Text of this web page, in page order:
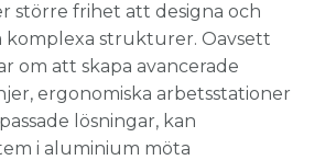
större frihet att designa och
komplexa strukturer. Oavsett
om att skapa avancerade
ergonomiska arbetsstationer
lösningar, kan
i aluminium möta